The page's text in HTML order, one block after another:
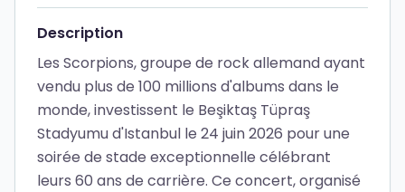
Description
Les Scorpions, groupe de rock allemand ayant
vendu plus de 100 millions d'albums dans le
monde, investissent le Beşiktaş Tüpraş
Stadyumu d'Istanbul le 24 juin 2026 pour une
soirée de stade exceptionnelle célébrant
leurs 60 ans de carrière. Ce concert, organisé